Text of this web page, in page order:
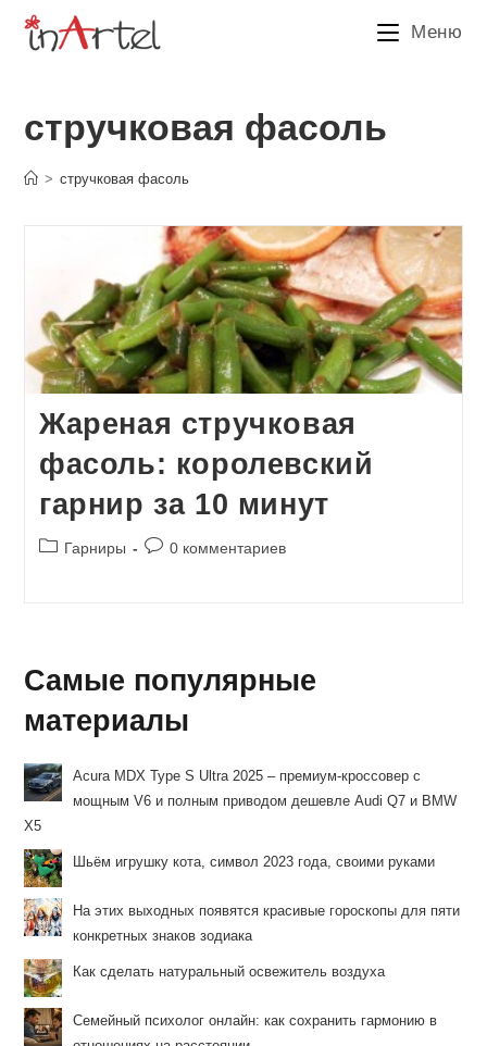
Перейти
Меню
стручковая фасоль
> стручковая фасоль
Жареная стручковая
фасоль: королевский
гарнир за 10 минут
Рубрика
Гарниры
Комментарии
0 комментариев
Самые популярные
материалы
Acura MDX Type S Ultra 2025 – премиум-кроссовер с
мощным V6 и полным приводом дешевле Audi Q7 и BMW
X5
Шьём игрушку кота, символ 2023 года, своими руками
На этих выходных появятся красивые гороскопы для пяти
конкретных знаков зодиака
Как сделать натуральный освежитель воздуха
Семейный психолог онлайн: как сохранить гармонию в